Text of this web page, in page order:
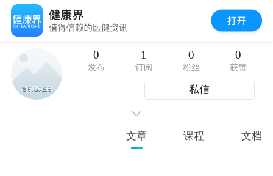
0
发布
1
订阅
0
粉丝
0
获赞
私信
文章 课程 文档